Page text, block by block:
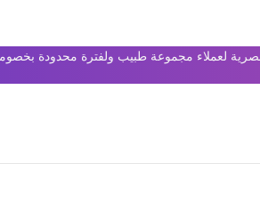
لعملاء مجموعة طبيب ولفترة محدودة بخصومات